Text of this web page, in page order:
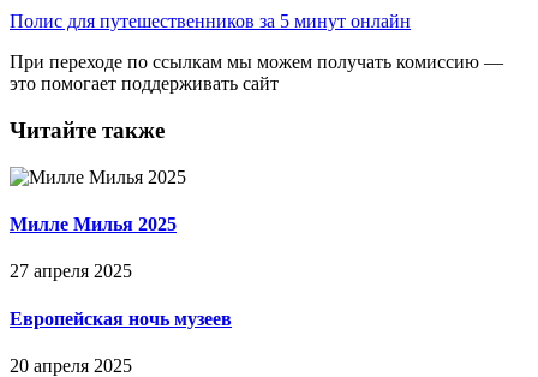
Полис для путешественников за 5 минут онлайн
При переходе по ссылкам мы можем получать комиссию —
это помогает поддерживать сайт
Читайте также
Милле Милья 2025
27 апреля 2025
Европейская ночь музеев
20 апреля 2025